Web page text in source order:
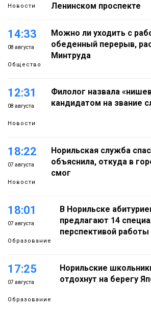
Новости
Ленинском проспекте
14:33
08 августа
Общество
Можно ли уходить с
обеденный перерыв,
Минтруда
12:31
08 августа
Новости
Филолог назвала
кандидатом на звание
18:22
07 августа
Новости
Норильская служба
объяснила, откуда в
смог
18:01
07 августа
Образование
В Норильске
предлагают 14
перспективой работы
17:25
07 августа
Образование
Норильские
отдохнут на берегу